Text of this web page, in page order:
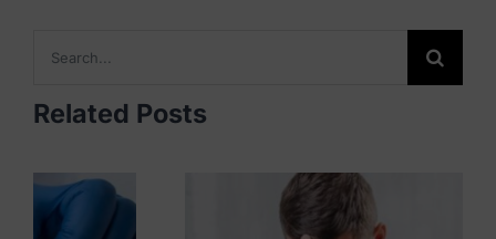
for:
Related Posts